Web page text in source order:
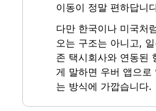
이동이 정말 편하답니
다만 한국이나 미국처
오는 구조는 아니고,
존 택시회사와 연동된
게 말하면 우버 앱으로
는 방식에 가깝습니다.